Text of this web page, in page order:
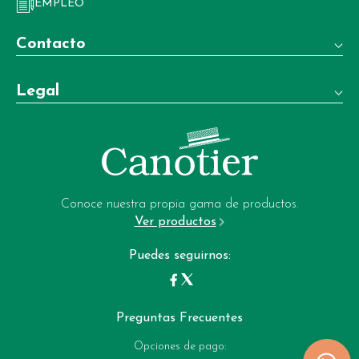
EMPLEO
Contacto
Teléfono:
+34 981 22 97 83
+34 604 02 37 06
garrote-web@perfumeriagarrote.es
Legal
Términos y condiciones de venta
Política de privacidad
Conoce nuestra propia gama de productos.
Ver productos
Puedes seguirnos:
Preguntas Frecuentes
Opciones de pago: